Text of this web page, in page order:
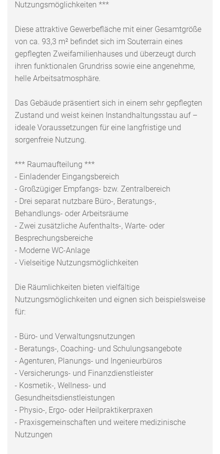
Nutzungsmöglichkeiten ***
Diese attraktive Gewerbefläche mit einer Gesamtgröße
von ca. 93,3 m² befindet sich im Souterrain eines
gepflegten Zweifamilienhauses und überzeugt durch
ihren funktionalen Grundriss sowie eine angenehme,
helle Arbeitsatmosphäre.
Das Gebäude präsentiert sich in einem sehr gepflegten
Zustand und weist keinen Instandhaltungsstau auf –
ideale Voraussetzungen für eine langfristige und
sorgenfreie Nutzung.
*** Raumaufteilung ***
- Einladender Eingangsbereich
- Großzügiger Empfangs- bzw. Zentralbereich
- Drei separat nutzbare Büro-, Beratungs-,
Behandlungs- oder Arbeitsräume
- Zwei zusätzliche Aufenthalts-, Warte- oder
Besprechungsbereiche
- Moderne WC-Anlage
- Vielseitige Nutzungsmöglichkeiten
Die Räumlichkeiten bieten vielfältige
Nutzungsmöglichkeiten und eignen sich beispielsweise
für:
- Büro- und Verwaltungsnutzungen
- Beratungs-, Coaching- und Schulungsangebote
- Agenturen, Planungs- und Ingenieurbüros
- Versicherungs- und Finanzdienstleister
- Kosmetik-, Wellness- und
Gesundheitsdienstleistungen
- Physio-, Ergo- oder Heilpraktikerpraxen
- Praxisgemeinschaften und weitere medizinische
Nutzungen